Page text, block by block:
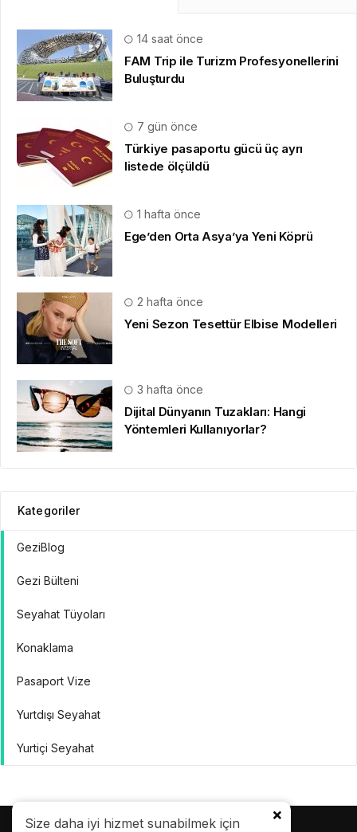
Size daha iyi hizmet sunabilmek için
14 saat önce
FAM Trip ile Turizm Profesyonellerini
Buluşturdu
7 gün önce
Türkiye pasaportu gücü üç ayrı
listede ölçüldü
1 hafta önce
Ege’den Orta Asya’ya Yeni Köprü
2 hafta önce
Yeni Sezon Tesettür Elbise Modelleri
3 hafta önce
Dijital Dünyanın Tuzakları: Hangi
Yöntemleri Kullanıyorlar?
Kategoriler
GeziBlog
Gezi Bülteni
Seyahat Tüyoları
Konaklama
Pasaport Vize
Yurtdışı Seyahat
Yurtiçi Seyahat